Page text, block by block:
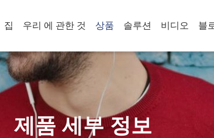
집 우리 에 관한 것 상품 솔루션 비디오 블
제품 세부 정보